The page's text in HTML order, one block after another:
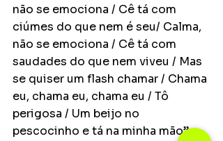
não se emociona / Cê tá com
ciúmes do que nem é seu/ Calma,
não se emociona / Cê tá com
saudades do que nem viveu / Mas
se quiser um flash chamar / Chama
eu, chama eu, chama eu / Tô
perigosa / Um beijo no
pescocinho e tá na minha mão’’.